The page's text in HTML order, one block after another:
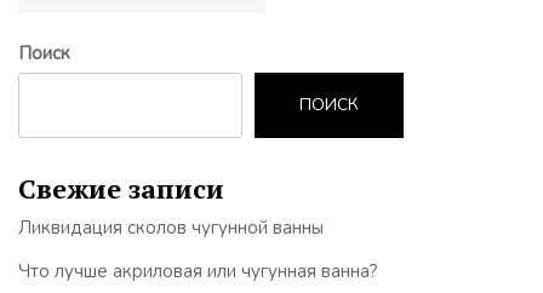
Поиск
ПОИСК
Свежие записи
Ликвидация сколов чугунной ванны
Что лучше акриловая или чугунная ванна?